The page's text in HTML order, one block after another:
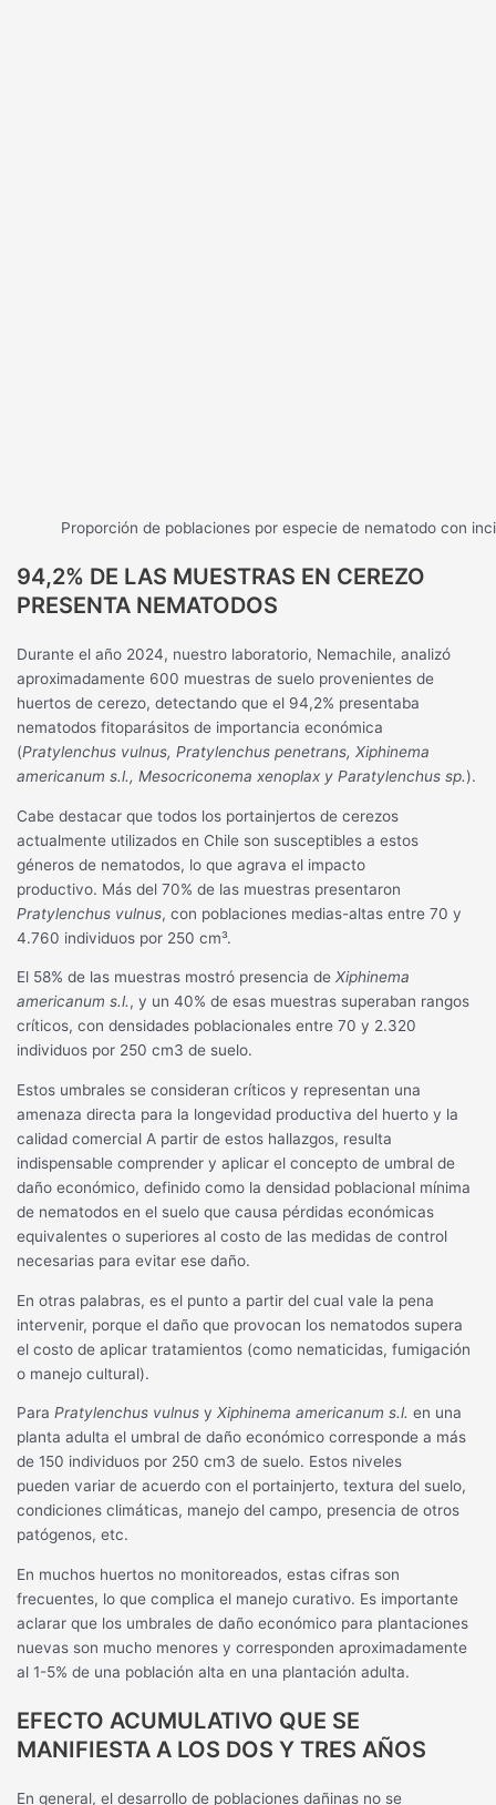
Proporción de poblaciones por especie de nematodo con
94,2% DE LAS MUESTRAS EN CEREZO
PRESENTA NEMATODOS
Durante el año 2024, nuestro laboratorio, Nemachile, analizó
aproximadamente 600 muestras de suelo provenientes de
huertos de cerezo, detectando que el 94,2% presentaba
nematodos fitoparásitos de importancia económica
(Pratylenchus vulnus, Pratylenchus penetrans, Xiphinema
americanum s.l., Mesocriconema xenoplax y Paratylenchus sp.).
Cabe destacar que todos los portainjertos de cerezos
actualmente utilizados en Chile son susceptibles a estos
géneros de nematodos, lo que agrava el impacto
productivo. Más del 70% de las muestras presentaron
Pratylenchus vulnus, con poblaciones medias-altas entre 70 y
4.760 individuos por 250 cm³.
El 58% de las muestras mostró presencia deXiphinema
americanum s.l., y un 40% de esas muestras superaban rangos
críticos, con densidades poblacionales entre 70 y 2.320
individuos por 250 cm3 de suelo.
Estos umbrales se consideran críticos y representan una
amenaza directa para la longevidad productiva del huerto y la
calidad comercial A partir de estos hallazgos, resulta
indispensable comprender y aplicar el concepto de umbral de
daño económico, definido como la densidad poblacional mínima
de nematodos en el suelo que causa pérdidas económicas
equivalentes o superiores al costo de las medidas de control
necesarias para evitar ese daño.
En otras palabras, es el punto a partir del cual vale la pena
intervenir, porque el daño que provocan los nematodos supera
el costo de aplicar tratamientos (como nematicidas, fumigación
o manejo cultural).
ParaPratylenchus vulnus yXiphinema americanum s.l. en una
planta adulta el umbral de daño económico corresponde a más
de 150 individuos por 250 cm3 de suelo. Estos niveles
pueden variar de acuerdo con el portainjerto, textura del suelo,
condiciones climáticas, manejo del campo, presencia de otros
patógenos, etc.
En muchos huertos no monitoreados, estas cifras son
frecuentes, lo que complica el manejo curativo. Es importante
aclarar que los umbrales de daño económico para plantaciones
nuevas son mucho menores y corresponden aproximadamente
al 1-5% de una población alta en una plantación adulta.
EFECTO ACUMULATIVO QUE SE
MANIFIESTA A LOS DOS Y TRES AÑOS
En general, el desarrollo de poblaciones dañinas no se